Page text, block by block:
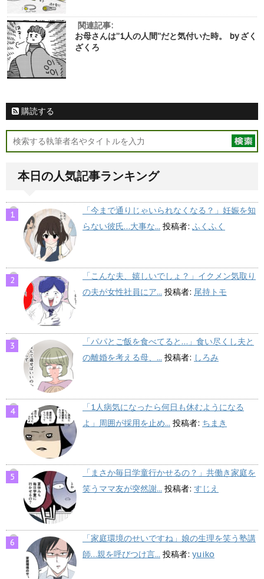
関連記事:
お母さんは”1人の人間”だと気付いた時。 by ざく
ざくろ
購読する
本日の人気記事ランキング
「今まで通りじゃいられなくなる？」妊娠を知
らない彼氏…大事な... 投稿者: ふくふく
「こんな夫、嬉しいでしょ？」イクメン気取り
の夫が女性社員にア... 投稿者: 尾持トモ
「パパとご飯を食べてると…」食い尽くし夫と
の離婚を考える母、... 投稿者: しろみ
「1人病気になったら何日も休むようになる
よ」周囲が採用を止め... 投稿者: ちまき
「まさか毎日学童行かせるの？」共働き家庭を
笑うママ友が突然謝... 投稿者: すじえ
「家庭環境のせいですね」娘の生理を笑う塾講
師…親を呼びつけ言... 投稿者: yuiko